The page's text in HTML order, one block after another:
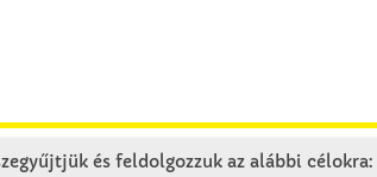
és feldolgozzuk az alábbi célokra: